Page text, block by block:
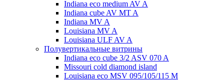
Indiana eco medium AV A
Indiana cube AV MT A
Indiana MV A
Louisiana MV A
Louisiana ULF AV A
Полувертикальные витрины
Indiana eco cube 3/2 ASV 070 A
Missouri cold diamond island
Louisiana eco MSV 095/105/115 M